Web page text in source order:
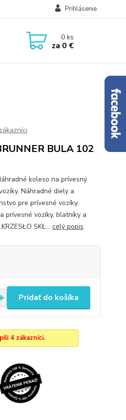
Prihlásenie
0ks
za 0 €
BULA 102
koleso na prívesný
Náhradné diely a
pre prívesné vozíky.
prívesné vozíky, blatníky a
SKŁ... celý popis
Pridať do košíka
4 zákazníci.